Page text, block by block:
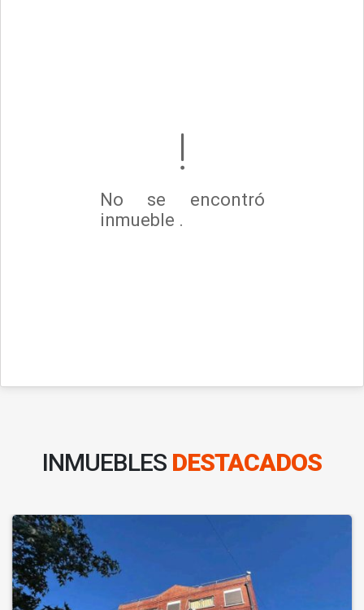
No se encontró
inmueble .
INMUEBLES DESTACADOS